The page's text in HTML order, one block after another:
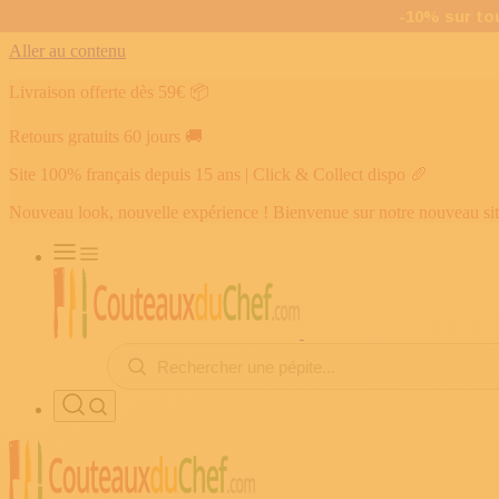
Aller au contenu
Livraison offerte dès 59€ 📦
Retours gratuits 60 jours 🚚
Site 100% français depuis 15 ans | Click & Collect dispo 🥖
Nouveau look, nouvelle expérience ! Bienvenue sur notre nouveau